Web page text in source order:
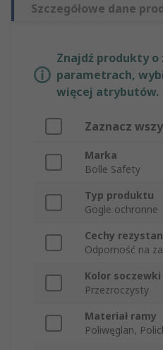
Szczegółowe dane
Znajdź produkty o
parametrach,
więcej atrybutów.
Zaznacz
Marka
Bolle Safety
Typ produktu
Gogle ochronne
Cechy
Odporność na
Kolor soczewki
Przezroczysty
Materiał ramy
Poliwęglan,